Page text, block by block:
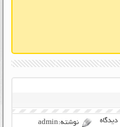
نوشته:admin